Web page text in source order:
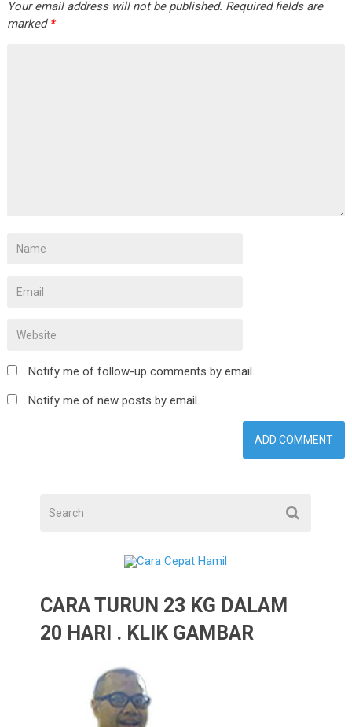
Your email address will not be published. Required fields are
marked *
Notify me of follow-up comments by email.
Notify me of new posts by email.
CARA TURUN 23 KG DALAM
20 HARI . KLIK GAMBAR